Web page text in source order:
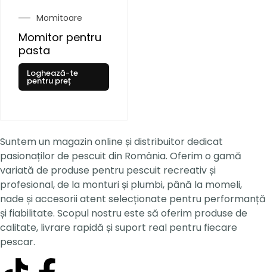
Momitoare
Momitor pentru
pasta
Loghează-te
pentru preț
Suntem un magazin online și distribuitor dedicat
pasionaților de pescuit din România. Oferim o gamă
variată de produse pentru pescuit recreativ și
profesional, de la monturi și plumbi, până la momeli,
nade și accesorii atent selecționate pentru performanță
și fiabilitate. Scopul nostru este să oferim produse de
calitate, livrare rapidă și suport real pentru fiecare
pescar.